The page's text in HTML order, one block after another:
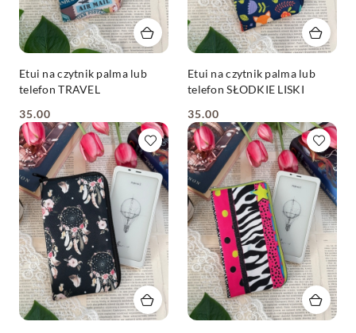
Etui na czytnik palma lub
telefon TRAVEL
Cena:
35.00
Etui na czytnik palma lub
telefon SŁODKIE LISKI
Cena:
35.00